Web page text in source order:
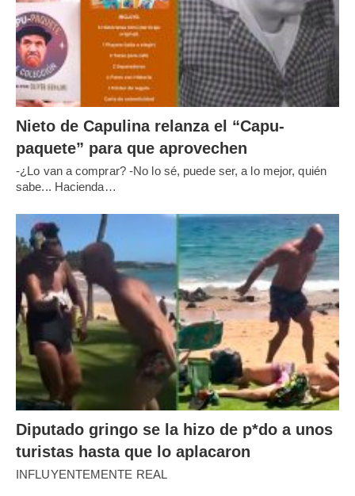
Nieto de Capulina relanza el “Capu-
paquete” para que aprovechen
-¿Lo van a comprar? -No lo sé, puede ser, a lo mejor, quién
sabe... Hacienda…
Diputado gringo se la hizo de p*do a unos
turistas hasta que lo aplacaron
INFLUYENTEMENTE REAL